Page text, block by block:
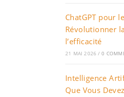
ChatGPT pour
Révolutionner
l’efficacité
21 MAI 2026 / 0
Intelligence
Que Vous